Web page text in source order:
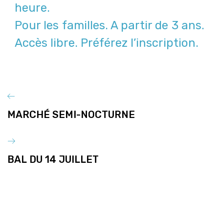
heure.
Pour les familles. A partir de 3 ans.
Accès libre. Préférez l’inscription.
MARCHÉ SEMI-NOCTURNE
BAL DU 14 JUILLET